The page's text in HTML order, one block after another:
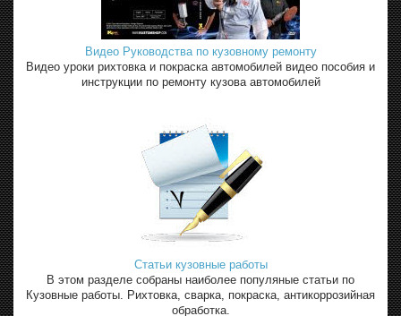
Видео Руководства по кузовному ремонту
Видео уроки рихтовка и покраска автомобилей видео пособия и
инструкции по ремонту кузова автомобилей
Статьи кузовные работы
В этом разделе собраны наиболее популяные статьи по
Кузовные работы. Рихтовка, сварка, покраска, антикоррозийная
обработка.